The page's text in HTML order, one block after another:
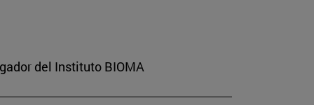
del Instituto BIOMA